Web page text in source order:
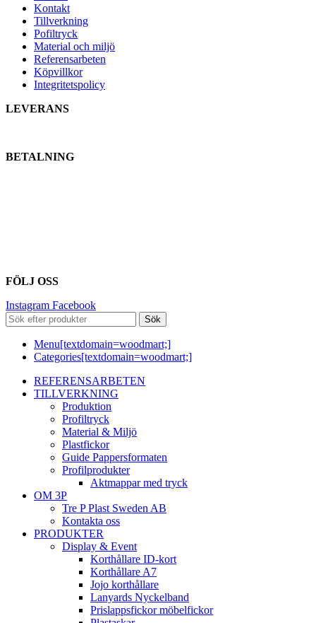
Kontakt
Tillverkning
Pofiltryck
Material och miljö
Referensarbeten
Köpvillkor
Integritetspolicy
LEVERANS
BETALNING
FÖLJ OSS
Instagram Facebook
Sök
Menu[textdomain=woodmart;]
Categories[textdomain=woodmart;]
REFERENSARBETEN
TILLVERKNING
Produktion
Profiltryck
Material & Miljö
Plastfickor
Guide Pappersformaten
Profilprodukter
Aktmappar med tryck
OM 3P
Tre P Plast Sweden AB
Kontakta oss
PRODUKTER
Display & Event
Korthållare ID-kort
Korthållare A7
Jojo korthållare
Lanyards Nyckelband
Prislappsfickor möbelfickor